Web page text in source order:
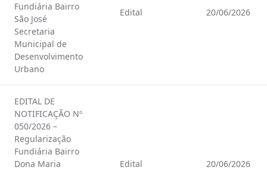
Fundiária Bairro
São José
Secretaria
Municipal de
Desenvolvimento
Urbano
Edital 20/06/2026
EDITAL DE
NOTIFICAÇÃO Nº
050/2026 –
Regularização
Fundiária Bairro
Dona Maria
Edital 20/06/2026